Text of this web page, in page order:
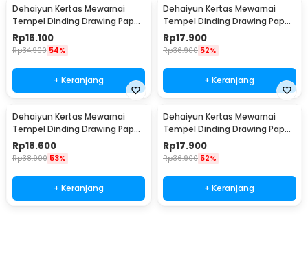
Dehaiyun Kertas Mewarnai
Tempel Dinding Drawing Paper
Roll 3M Vehicles - HB30
Rp16.100
Rp34.900 54%
+ Keranjang
Dehaiyun Kertas Mewarnai
Tempel Dinding Drawing Paper
Roll 3M Dinosaur Paradise -
HB30
Rp17.900
Rp36.900 52%
+ Keranjang
Dehaiyun Kertas Mewarnai
Tempel Dinding Drawing Paper
Roll 3M Lovely Princess - HB30
Rp18.600
Rp38.900 53%
+ Keranjang
Dehaiyun Kertas Mewarnai
Tempel Dinding Drawing Paper
Roll 3M Animal World - HB30
Rp17.900
Rp36.900 52%
+ Keranjang